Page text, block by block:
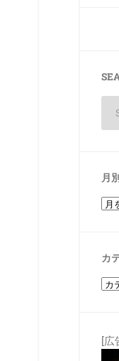
月
カ
[広